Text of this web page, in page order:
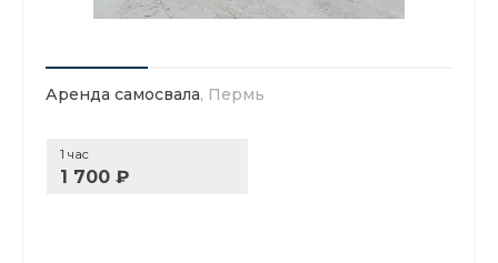
Аренда самосвала, Пермь
1 час
1 700 ₽